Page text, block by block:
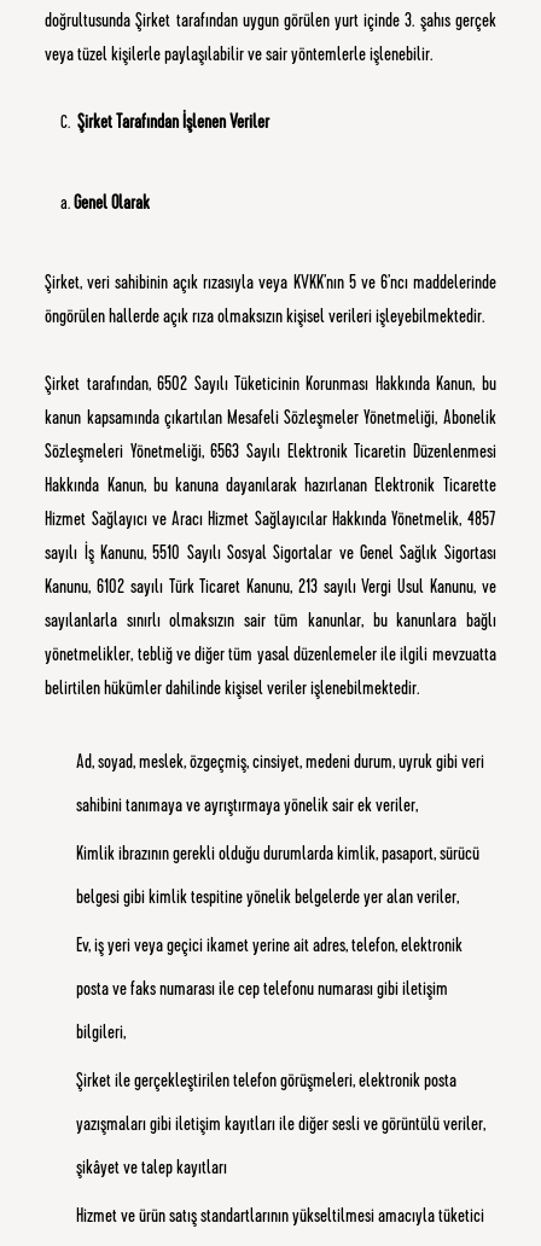
doğrultusunda Şirket tarafından uygun görülen yurt içinde 3. şahıs gerçek
veya tüzel kişilerle paylaşılabilir ve sair yöntemlerle işlenebilir.
Şirket Tarafından İşlenen Veriler
Genel Olarak
Şirket, veri sahibinin açık rızasıyla veya KVKK’nın 5 ve 6’ncı maddelerinde
öngörülen hallerde açık rıza olmaksızın kişisel verileri işleyebilmektedir.
Şirket tarafından, 6502 Sayılı Tüketicinin Korunması Hakkında Kanun, bu
kanun kapsamında çıkartılan Mesafeli Sözleşmeler Yönetmeliği, Abonelik
Sözleşmeleri Yönetmeliği, 6563 Sayılı Elektronik Ticaretin Düzenlenmesi
Hakkında Kanun, bu kanuna dayanılarak hazırlanan Elektronik Ticarette
Hizmet Sağlayıcı ve Aracı Hizmet Sağlayıcılar Hakkında Yönetmelik, 4857
sayılı İş Kanunu, 5510 Sayılı Sosyal Sigortalar ve Genel Sağlık Sigortası
Kanunu, 6102 sayılı Türk Ticaret Kanunu, 213 sayılı Vergi Usul Kanunu, ve
sayılanlarla sınırlı olmaksızın sair tüm kanunlar, bu kanunlara bağlı
yönetmelikler, tebliğ ve diğer tüm yasal düzenlemeler ile ilgili mevzuatta
belirtilen hükümler dahilinde kişisel veriler işlenebilmektedir.
Ad, soyad, meslek, özgeçmiş, cinsiyet, medeni durum, uyruk gibi veri
sahibini tanımaya ve ayrıştırmaya yönelik sair ek veriler,
Kimlik ibrazının gerekli olduğu durumlarda kimlik, pasaport, sürücü
belgesi gibi kimlik tespitine yönelik belgelerde yer alan veriler,
Ev, iş yeri veya geçici ikamet yerine ait adres, telefon, elektronik
posta ve faks numarası ile cep telefonu numarası gibi iletişim
bilgileri,
Şirket ile gerçekleştirilen telefon görüşmeleri, elektronik posta
yazışmaları gibi iletişim kayıtları ile diğer sesli ve görüntülü veriler,
şikâyet ve talep kayıtları
Hizmet ve ürün satış standartlarının yükseltilmesi amacıyla tüketici